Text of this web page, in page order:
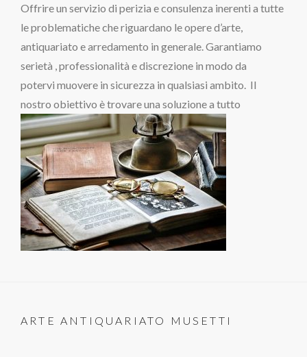
Offrire un servizio di perizia e consulenza inerenti a tutte
le problematiche che riguardano le opere d’arte,
antiquariato e arredamento in generale. Garantiamo
serietà , professionalità e discrezione in modo da
potervi muovere in sicurezza in qualsiasi ambito. Il
nostro obiettivo è trovare una soluzione a tutto
ARTE ANTIQUARIATO MUSETTI